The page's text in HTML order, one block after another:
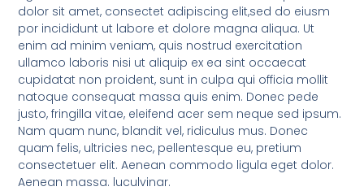
dolor sit amet, consectet adipiscing elit,sed do eiusm
por incididunt ut labore et dolore magna aliqua. Ut
enim ad minim veniam, quis nostrud exercitation
ullamco laboris nisi ut aliquip ex ea sint occaecat
cupidatat non proident, sunt in culpa qui officia mollit
natoque consequat massa quis enim. Donec pede
justo, fringilla vitae, eleifend acer sem neque sed ipsum.
Nam quam nunc, blandit vel, ridiculus mus. Donec
quam felis, ultricies nec, pellentesque eu, pretium
consectetuer elit. Aenean commodo ligula eget dolor.
Aenean massa. luculvinar.